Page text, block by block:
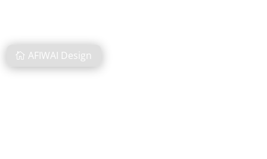
AFIWAI Design